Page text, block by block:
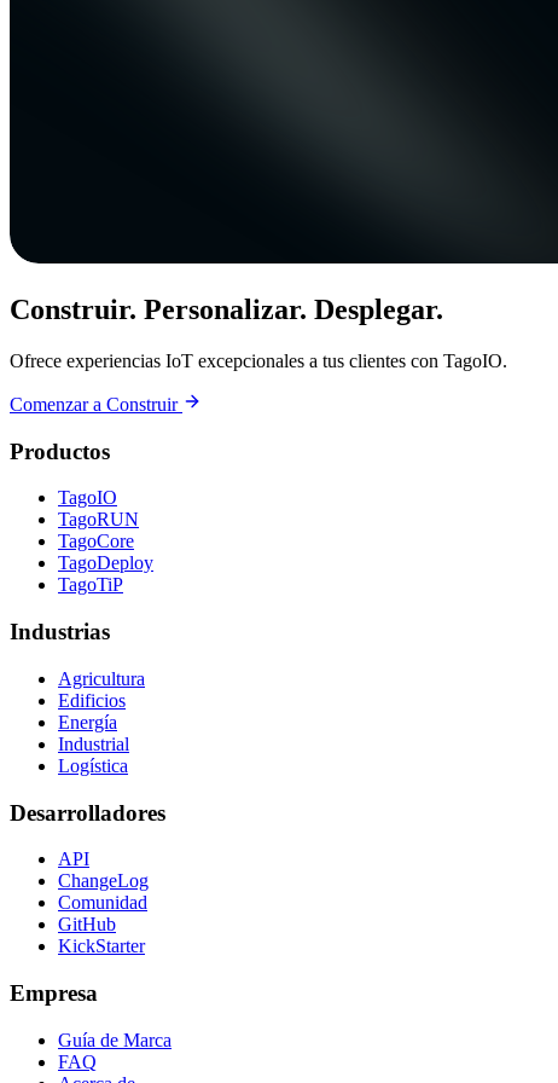
Construir. Personalizar. Desplegar.
Ofrece experiencias IoT excepcionales a tus clientes con TagoIO.
Comenzar a Construir
Productos
TagoIO
TagoRUN
TagoCore
TagoDeploy
TagoTiP
Industrias
Agricultura
Edificios
Energía
Industrial
Logística
Desarrolladores
API
ChangeLog
Comunidad
GitHub
KickStarter
Empresa
Guía de Marca
FAQ